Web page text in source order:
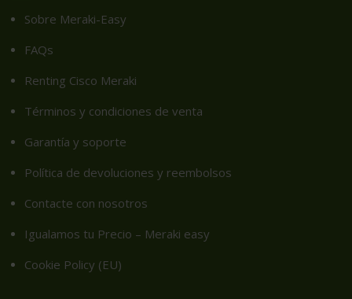
Sobre Meraki-Easy
FAQs
Renting Cisco Meraki
Términos y condiciones de venta
Garantía y soporte
Política de devoluciones y reembolsos
Contacte con nosotros
Igualamos tu Precio – Meraki easy
Cookie Policy (EU)